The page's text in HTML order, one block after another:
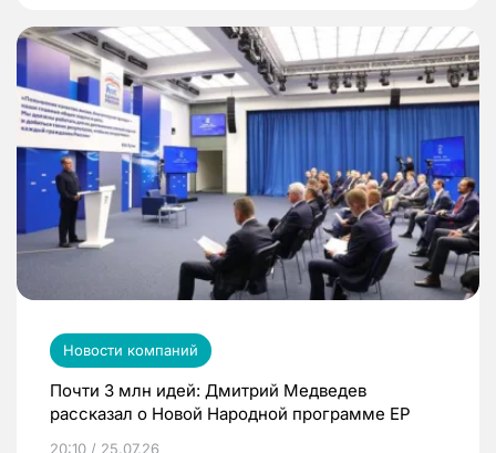
Новости компаний
Почти 3 млн идей: Дмитрий Медведев
рассказал о Новой Народной программе ЕР
20:10 / 25.07.26